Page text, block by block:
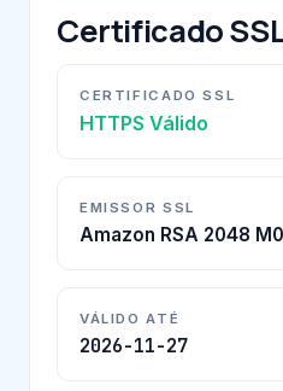
Certificado
CERTIFICADO SSL
HTTPS Válido
EMISSOR SSL
Amazon RSA 2048
VÁLIDO ATÉ
2026-11-27